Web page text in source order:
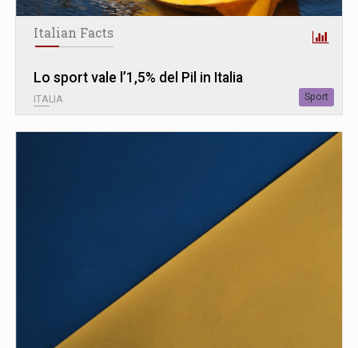
Italian Facts
Lo sport vale l’1,5% del Pil in Italia
ITALIA Sport